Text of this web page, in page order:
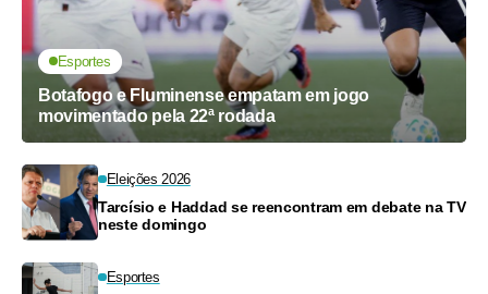
Esportes
Botafogo e Fluminense empatam em jogo
movimentado pela 22ª rodada
Eleições 2026
Tarcísio e Haddad se reencontram em debate na TV
neste domingo
Esportes